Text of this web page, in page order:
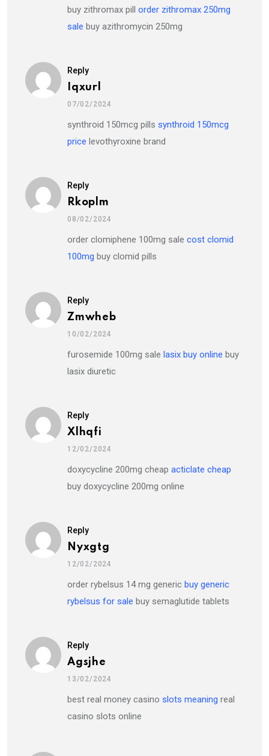
buy zithromax pill order zithromax 250mg
sale buy azithromycin 250mg
Reply
Iqxurl
07/02/2024
synthroid 150mcg pills synthroid 150mcg
price levothyroxine brand
Reply
Rkoplm
08/02/2024
order clomiphene 100mg sale cost clomid
100mg buy clomid pills
Reply
Zmwheb
10/02/2024
furosemide 100mg sale lasix buy online buy
lasix diuretic
Reply
Xlhqfi
12/02/2024
doxycycline 200mg cheap acticlate cheap
buy doxycycline 200mg online
Reply
Nyxgtg
12/02/2024
order rybelsus 14 mg generic buy generic
rybelsus for sale buy semaglutide tablets
Reply
Agsjhe
13/02/2024
best real money casino slots meaning real
casino slots online